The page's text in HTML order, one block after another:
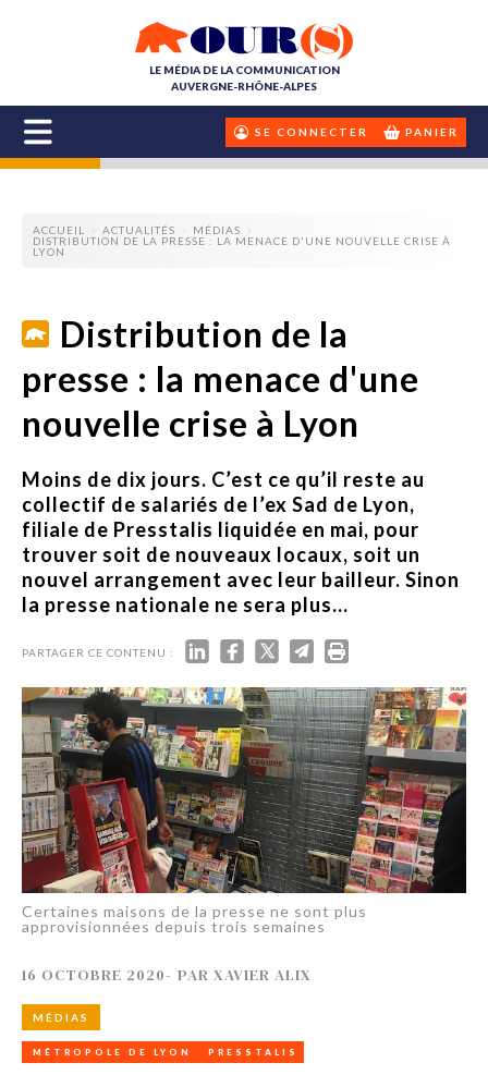
LE MÉDIA DE LA COMMUNICATION
AUVERGNE-RHÔNE-ALPES
SE CONNECTER PANIER
ACCUEIL ACTUALITÉS
MÉDIAS
DISTRIBUTION DE LA PRESSE : LA MENACE D'UNE NOUVELLE CRISE À
LYON
Distribution de la
presse : la menace d'une
nouvelle crise à Lyon
Moins de dix jours. C’est ce qu’il reste au
collectif de salariés de l’ex Sad de Lyon,
filiale de Presstalis liquidée en mai, pour
trouver soit de nouveaux locaux, soit un
nouvel arrangement avec leur bailleur. Sinon
la presse nationale ne sera plus...
PARTAGER CE CONTENU :
Certaines maisons de la presse ne sont plus
approvisionnées depuis trois semaines
16 OCTOBRE 2020- PAR XAVIER ALIX
MÉDIAS
MÉTROPOLE DE LYON PRESSTALIS